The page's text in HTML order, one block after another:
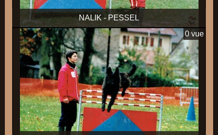
NALIK - PESSEL
0 vue